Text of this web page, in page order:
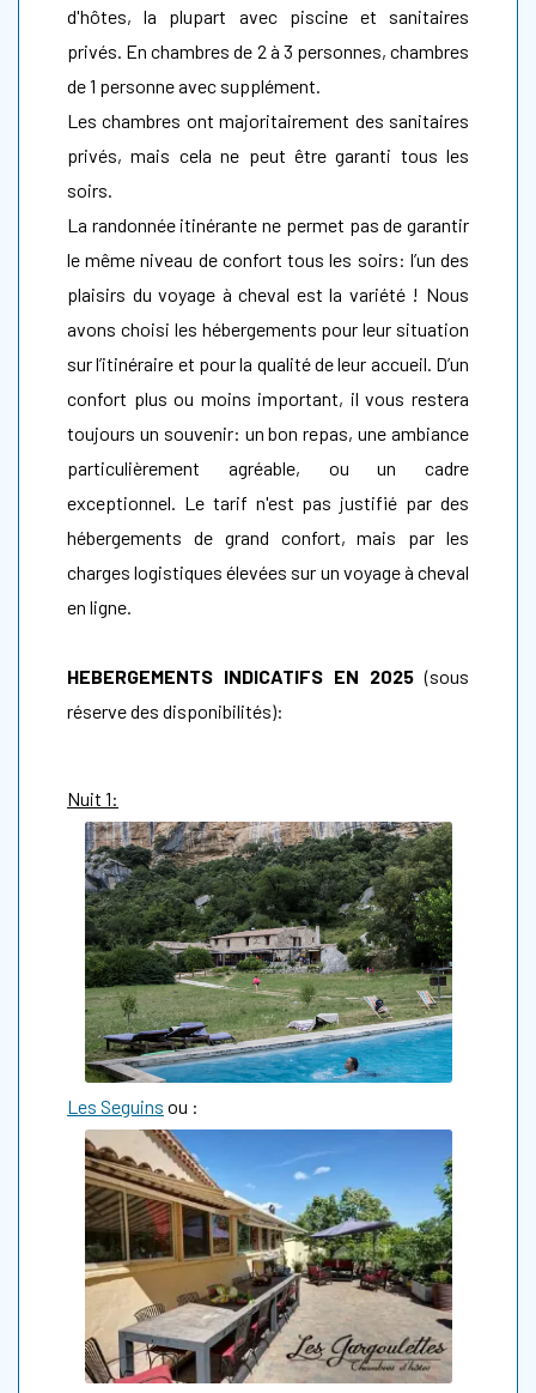
d'hôtes, la plupart avec piscine et sanitaires
privés. En chambres de 2 à 3 personnes, chambres
de 1 personne avec supplément.
Les chambres ont majoritairement des sanitaires
privés, mais cela ne peut être garanti tous les
soirs.
La randonnée itinérante ne permet pas de garantir
le même niveau de confort tous les soirs: l’un des
plaisirs du voyage à cheval est la variété ! Nous
avons choisi les hébergements pour leur situation
sur l’itinéraire et pour la qualité de leur accueil. D’un
confort plus ou moins important, il vous restera
toujours un souvenir: un bon repas, une ambiance
particulièrement agréable, ou un cadre
exceptionnel. Le tarif n'est pas justifié par des
hébergements de grand confort, mais par les
charges logistiques élevées sur un voyage à cheval
en ligne.
HEBERGEMENTS INDICATIFS EN 2025 (sous
réserve des disponibilités):
Nuit 1:
Les Seguins ou :